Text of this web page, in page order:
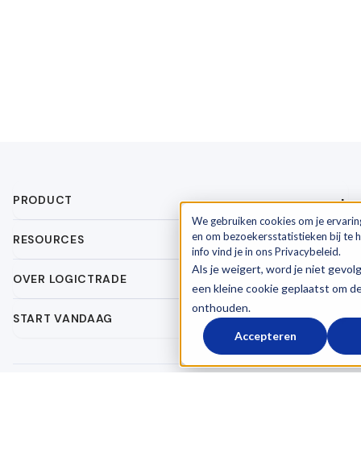
We gebruiken cookies om je
en om bezoekersstatistieken bij te
info vind je in ons Privacybeleid.
Als je weigert, word je niet
een kleine cookie geplaatst om
onthouden.
Accepteren
PRODUCT
RESOURCES
OVER LOGICTRADE
START VANDAAG